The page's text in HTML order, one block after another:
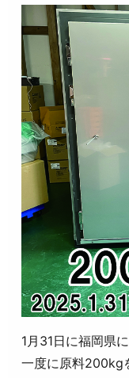
1月31日に福岡県
一度に原料200kg